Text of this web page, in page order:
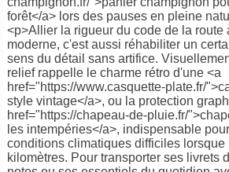
forêt</a> lors des pauses en pleine
<p>Allier la rigueur du code de la route
moderne, c'est aussi réhabiliter un
sens du détail sans artifice.
relief rappelle le charme rétro d'une <a
href="https://www.casquette-plate.fr/
style vintage</a>, ou la protection
href="https://chapeau-de-pluie.fr/
les intempéries</a>, indispensable
conditions climatiques difficiles
kilomètres. Pour transporter ses livrets